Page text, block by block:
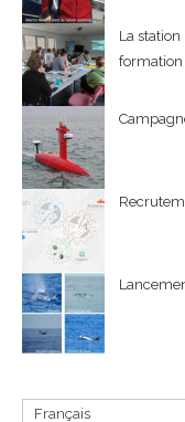
La
formation
Français